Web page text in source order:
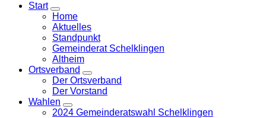
Start
Zeige
Untermenü
Home
Aktuelles
Standpunkt
Gemeinderat Schelklingen
Altheim
Ortsverband
Zeige
Untermenü
Der Ortsverband
Der Vorstand
Wahlen
Zeige
2024 Gemeinderatswahl Schelklingen